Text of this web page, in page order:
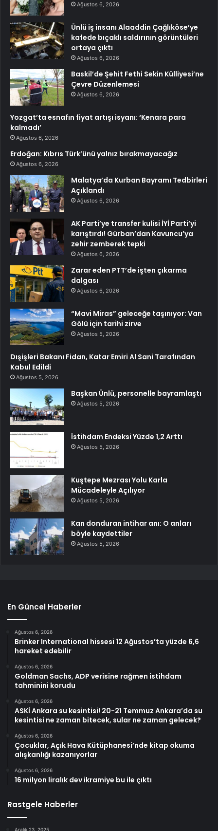
Ağustos 6, 2026
Ünlü iş insanı Alaaddin Çağlıköse’ye
kafede bıçaklı saldırının görüntüleri
ortaya çıktı
Ağustos 6, 2026
Baskil’de Şehit Fethi Sekin Külliyesi’ne
Çevre Düzenlemesi
Ağustos 6, 2026
Yozgat’ta esnafın fiyat artışı isyanı: ‘Kenara para
kalmadı’
Ağustos 6, 2026
Erdoğan: Kıbrıs Türk’ünü yalnız bırakmayacağız
Ağustos 6, 2026
Malatya’da Kurban Bayramı Tedbirleri
Açıklandı
Ağustos 6, 2026
AK Parti’ye transfer kulisi İYİ Parti’yi
karıştırdı! Gürban’dan Kavuncu’ya
zehir zemberek tepki
Ağustos 6, 2026
Zarar eden PTT’de işten çıkarma
dalgası
Ağustos 6, 2026
“Mavi Miras” geleceğe taşınıyor: Van
Gölü için tarihi zirve
Ağustos 5, 2026
Dışişleri Bakanı Fidan, Katar Emiri Al Sani Tarafından
Kabul Edildi
Ağustos 5, 2026
Başkan Ünlü, personelle bayramlaştı
Ağustos 5, 2026
İstihdam Endeksi Yüzde 1,2 Arttı
Ağustos 5, 2026
Kuştepe Mezrası Yolu Karla
Mücadeleyle Açılıyor
Ağustos 5, 2026
Kan donduran intihar anı: O anları
böyle kaydettiler
Ağustos 5, 2026
En Güncel Haberler
Ağustos 6, 2026
Brinker International hissesi 12 Ağustos’ta yüzde 6,6
hareket edebilir
Ağustos 6, 2026
Goldman Sachs, ADP verisine rağmen istihdam
tahminini korudu
Ağustos 6, 2026
ASKİ Ankara su kesintisi! 20-21 Temmuz Ankara’da su
kesintisi ne zaman bitecek, sular ne zaman gelecek?
Ağustos 6, 2026
Çocuklar, Açık Hava Kütüphanesi’nde kitap okuma
alışkanlığı kazanıyorlar
Ağustos 6, 2026
16 milyon liralık dev ikramiye bu ile çıktı
Rastgele Haberler
Aralık 23, 2025